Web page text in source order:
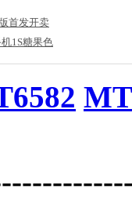
首发开卖
1S糖果色